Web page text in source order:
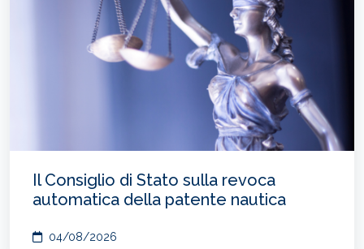
Il Consiglio di Stato sulla revoca
automatica della patente nautica
04/08/2026